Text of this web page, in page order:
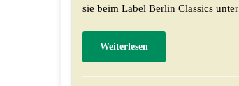
sie beim Label Berlin Classics
Weiterlesen